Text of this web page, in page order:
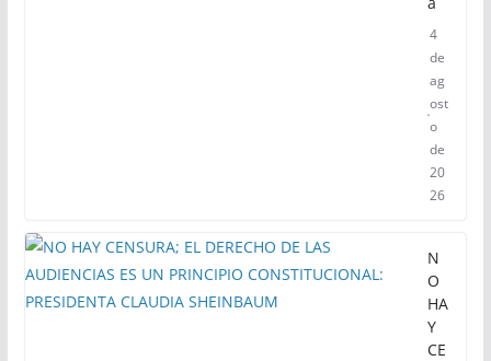
4
de
ag
ost
o
de
20
26
N
O
HA
Y
CE